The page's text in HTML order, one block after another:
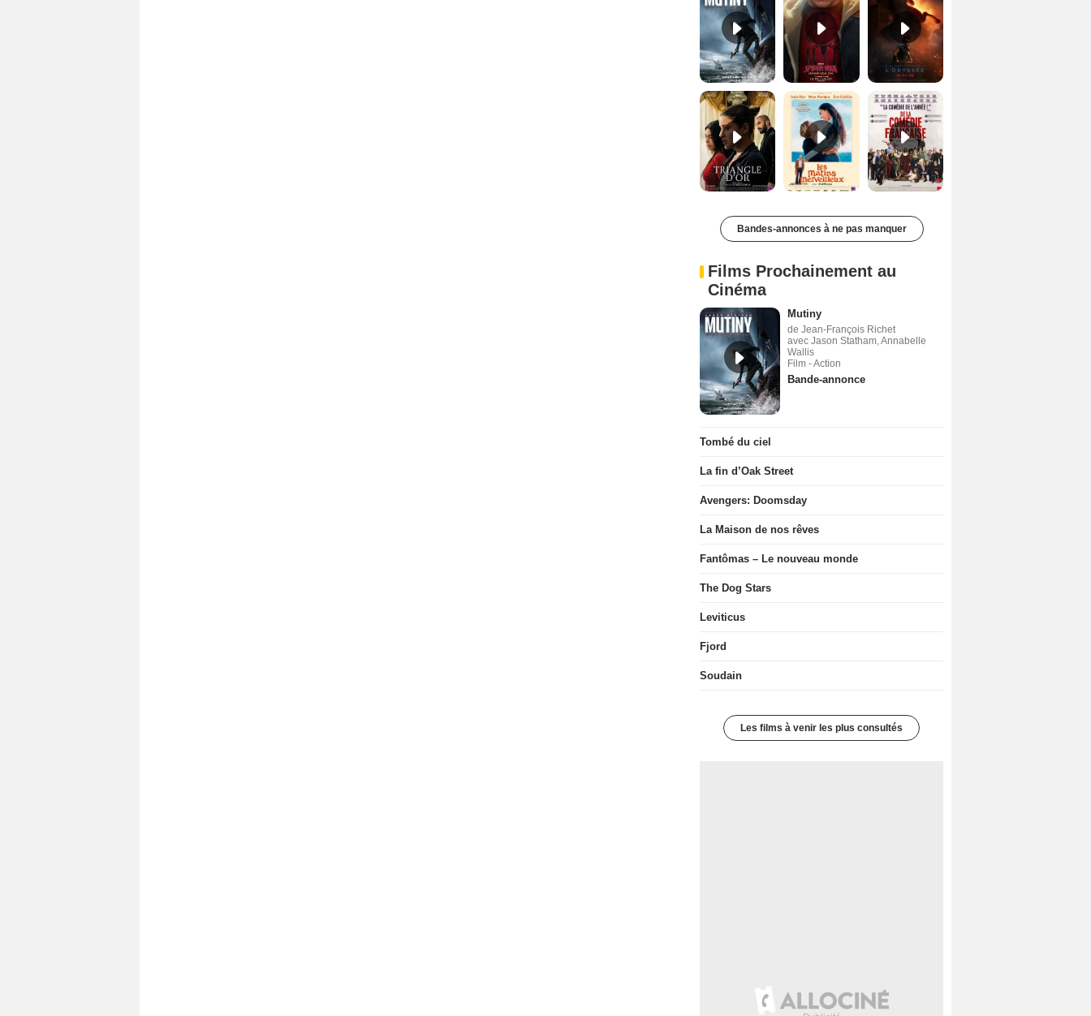
Le Triangle d'or Bande-annonce VF De la Comédie-Française Teaser VF
Bandes-annonces à ne pas manquer
Films Prochainement au
Cinéma
Mutiny
de Jean-François Richet
avec Jason Statham, Annabelle
Wallis
Film - Action
Bande-annonce
Tombé du ciel
La fin d’Oak Street
Avengers: Doomsday
La Maison de nos rêves
Fantômas – Le nouveau monde
The Dog Stars
Leviticus
Fjord
Soudain
Les films à venir les plus consultés